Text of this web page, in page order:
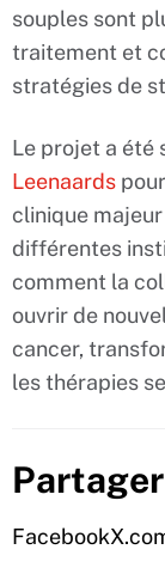
souples sont
traitement et
stratégies de
Le projet a été
Leenaards
clinique
différentes
comment la
ouvrir de
cancer,
les thérapies
Partager
Facebook